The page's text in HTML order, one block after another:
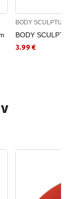
BODY
BODY
3.99 €